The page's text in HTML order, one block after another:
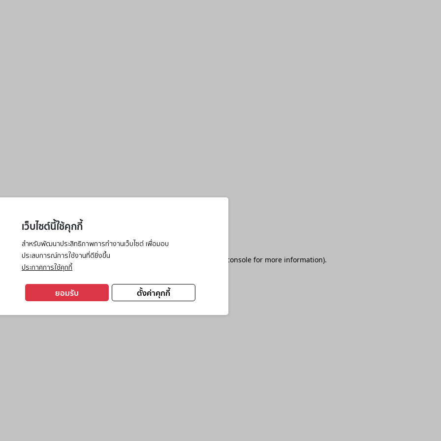
เว็บไซต์นี้ใช้คุกกี้
สำหรับพัฒนาประสิทธิภาพการทำงานเว็บไซต์ เพื่อมอบ
ประสบการณ์การใช้งานที่ดียิ่งขึ้น
ประกาศการใช้คุกกี้
ตั้งค่าคุกกี้
ยอมรับ
has occurred while loading browser console for more information).